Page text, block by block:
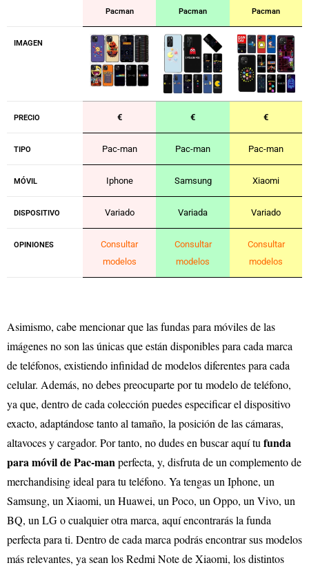
Pacman
Pacman
Pacman
IMAGEN
PRECIO € € €
TIPO Pac-man Pac-man Pac-man
MÓVIL Iphone Samsung Xiaomi
DISPOSITIVO Variado Variada Variado
OPINIONES
Consultar
modelos
Consultar
modelos
Consultar
modelos
Asimismo, cabe mencionar que las fundas para móviles de las
imágenes no son las únicas que están disponibles para cada marca
de teléfonos, existiendo infinidad de modelos diferentes para cada
celular. Además, no debes preocuparte por tu modelo de teléfono,
ya que, dentro de cada colección puedes especificar el dispositivo
exacto, adaptándose tanto al tamaño, la posición de las cámaras,
altavoces y cargador. Por tanto, no dudes en buscar aquí tu funda
para móvil de Pac-manperfecta, y, disfruta de un complemento de
merchandising ideal para tu teléfono. Ya tengas un Iphone, un
Samsung, un Xiaomi, un Huawei, un Poco, un Oppo, un Vivo, un
BQ, un LG o cualquier otra marca, aquí encontrarás la funda
perfecta para ti. Dentro de cada marca podrás encontrar sus modelos
más relevantes, ya sean los Redmi Note de Xiaomi, los distintos